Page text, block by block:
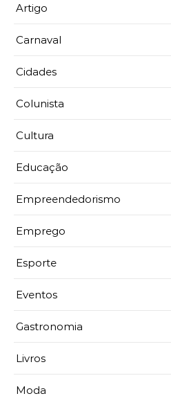
Artigo
Carnaval
Cidades
Colunista
Cultura
Educação
Empreendedorismo
Emprego
Esporte
Eventos
Gastronomia
Livros
Moda